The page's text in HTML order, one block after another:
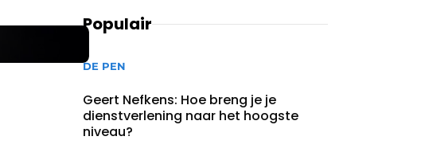
Populair
DE PEN
Geert Nefkens: Hoe breng je je
dienstverlening naar het hoogste
niveau?